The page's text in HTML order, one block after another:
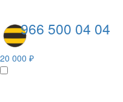
966 500 04 04
20 000 ₽